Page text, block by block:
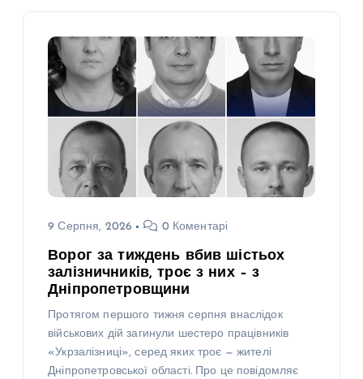
9 Серпня, 2026 0 Коментарі
Ворог за тиждень вбив шістьох
залізничників, троє з них – з
Дніпропетровщини
Протягом першого тижня серпня внаслідок
військових дій загинули шестеро працівників
«Укрзалізниці», серед яких троє — жителі
Дніпропетровської області. Про це повідомляє